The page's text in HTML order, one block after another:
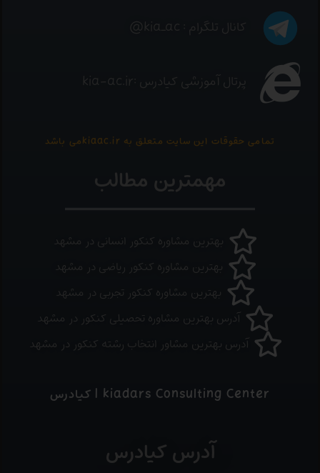
کانال تلگرام : kia_ac@
پرتال آموزشی کیادرس :kia-ac.ir
تمامی حقوقات این سایت متعلق به kiaac.irمی باشد
مهمترین مطالب
بهترین مشاوره کنکور انسانی در مشهد
بهترین مشاوره کنکور ریاضی در مشهد
بهترین مشاوره کنکور تجربی در مشهد
آدرس بهترین مشاوره تحصیلی کنکور در مشهد
آدرس بهترین مشاور انتخاب رشته کنکور در مشهد
kiadars Consulting Center | کیادرس
آدرس کیادرس